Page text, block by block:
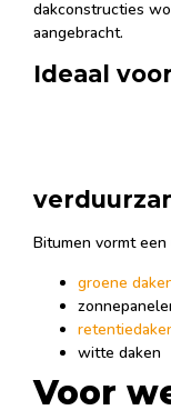
dakconstructies
aangebracht.
Ideaal voor
Bitumen vormt
groene
witte daken
Voor